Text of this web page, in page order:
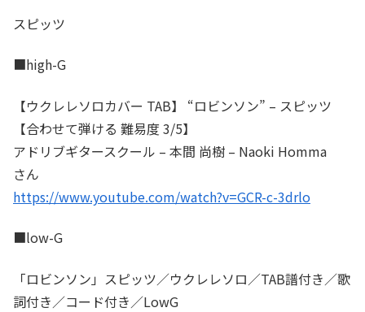
スピッツ
■high-G
【ウクレレソロカバー TAB】 “ロビンソン” – スピッツ
【合わせて弾ける 難易度 3/5】
アドリブギタースクール – 本間 尚樹 – Naoki Homma
さん
https://www.youtube.com/watch?v=GCR-c-3drlo
■low-G
「ロビンソン」スピッツ／ウクレレソロ／TAB譜付き／歌
詞付き／コード付き／LowG